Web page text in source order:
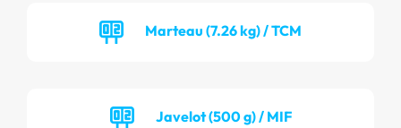
Marteau (7.26 kg) / TCM
Javelot (500 g) / MIF